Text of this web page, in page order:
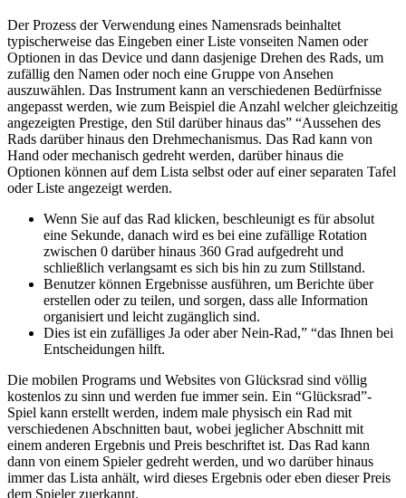
Der Prozess der Verwendung eines Namensrads beinhaltet
typischerweise das Eingeben einer Liste vonseiten Namen oder
Optionen in das Device und dann dasjenige Drehen des Rads, um
zufällig den Namen oder noch eine Gruppe von Ansehen
auszuwählen. Das Instrument kann an verschiedenen Bedürfnisse
angepasst werden, wie zum Beispiel die Anzahl welcher gleichzeitig
angezeigten Prestige, den Stil darüber hinaus das” “Aussehen des
Rads darüber hinaus den Drehmechanismus. Das Rad kann von
Hand oder mechanisch gedreht werden, darüber hinaus die
Optionen können auf dem Lista selbst oder auf einer separaten Tafel
oder Liste angezeigt werden.
Wenn Sie auf das Rad klicken, beschleunigt es für absolut
eine Sekunde, danach wird es bei eine zufällige Rotation
zwischen 0 darüber hinaus 360 Grad aufgedreht und
schließlich verlangsamt es sich bis hin zu zum Stillstand.
Benutzer können Ergebnisse ausführen, um Berichte über
erstellen oder zu teilen, und sorgen, dass alle Information
organisiert und leicht zugänglich sind.
Dies ist ein zufälliges Ja oder aber Nein-Rad,” “das Ihnen bei
Entscheidungen hilft.
Die mobilen Programs und Websites von Glücksrad sind völlig
kostenlos zu sinn und werden fue immer sein. Ein “Glücksrad”-
Spiel kann erstellt werden, indem male physisch ein Rad mit
verschiedenen Abschnitten baut, wobei jeglicher Abschnitt mit
einem anderen Ergebnis und Preis beschriftet ist. Das Rad kann
dann von einem Spieler gedreht werden, und wo darüber hinaus
immer das Lista anhält, wird dieses Ergebnis oder eben dieser Preis
dem Spieler zuerkannt.